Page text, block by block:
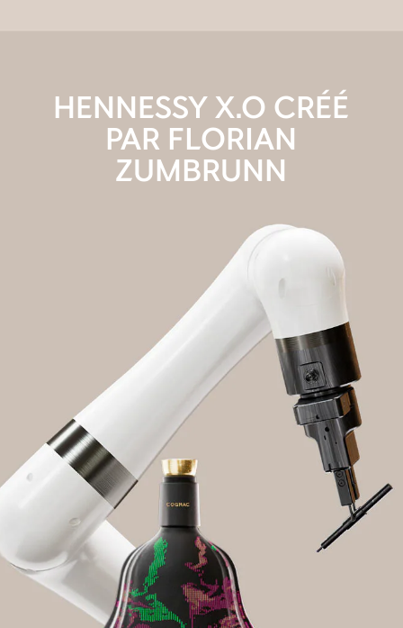
HENNESSY X.O CRÉÉ
PAR FLORIAN
ZUMBRUNN